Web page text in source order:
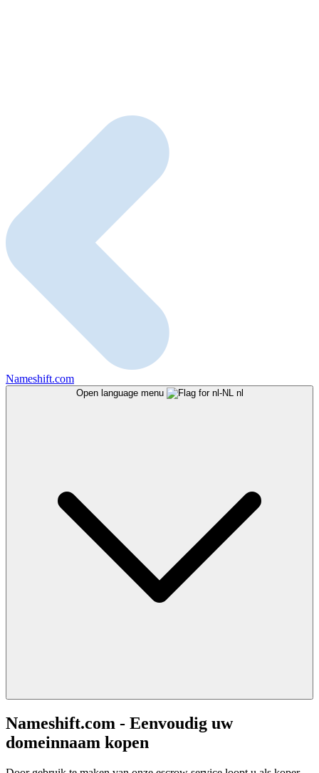
Nameshift.com
Open language menu nl
Nameshift.com - Eenvoudig uw
domeinnaam kopen